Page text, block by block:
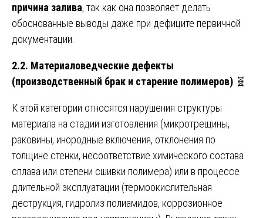
причина залива, так как она позволяет делать
обоснованные выводы даже при дефиците первичной
документации.
2.2. Материаловедческие дефекты
(производственный брак и старение полимеров) 🧬
К этой категории относятся нарушения структуры
материала на стадии изготовления (микротрещины,
раковины, инородные включения, отклонения по
толщине стенки, несоответствие химического состава
сплава или степени сшивки полимера) или в процессе
длительной эксплуатации (термоокислительная
деструкция, гидролиз полиамидов, коррозионное